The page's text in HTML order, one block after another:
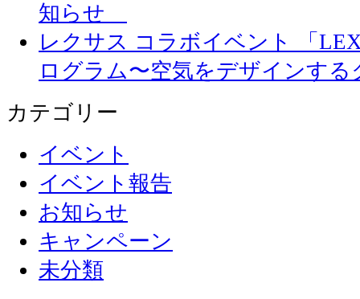
知らせ
レクサス コラボイベント 「
ログラム〜空気をデザインす
カテゴリー
イベント
イベント報告
お知らせ
キャンペーン
未分類